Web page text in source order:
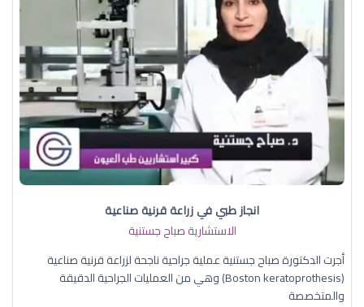
انجاز طبي في زراعة قرنية صناعية
الاستشارية صباح جستنية
أجرت الدكتورة صباح جستنية عملية جراحية ناجحة لزراعة قرنية صناعية
(Boston keratoprothesis) وهي من العمليات الجراحية الدقيقة
والمتخصصة